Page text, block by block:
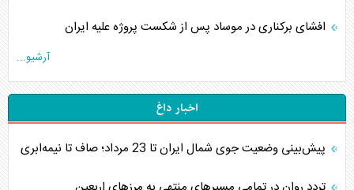
افشای برکناری در موساد پس از شکست پروژه علیه ایران
آرشیو...
اخبار داغ
پیش‌بینی وضعیت جوی شمال ایران تا 23 مرداد‌؛ صاف تا نیمه‌ابری